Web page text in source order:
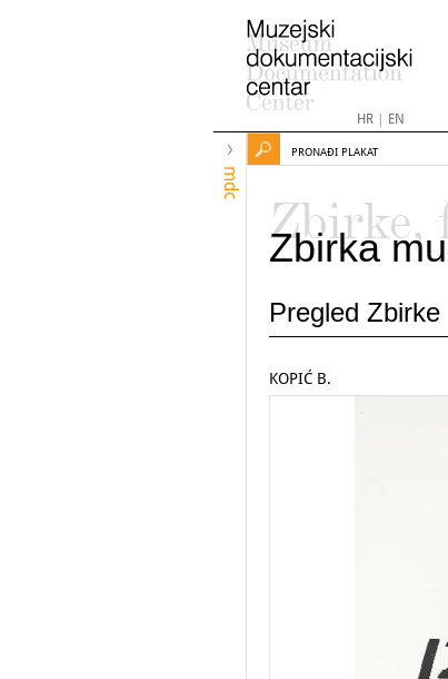
HR| EN
mdc
PRONAĐI PLAKAT
Zbirke,
Zbirka
Pregled Zbirke
KOPIĆ B.